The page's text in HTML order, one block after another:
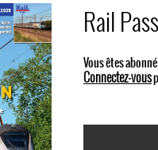
Rail
Vous êtes abonné
Connectez-vous